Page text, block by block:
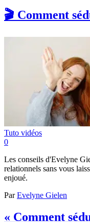
🎬 Comment
Tuto vidéos
0
Les conseils d'Evelyne
relationnels sans vous
enjoué.
ParEvelyne Gielen
« Comment